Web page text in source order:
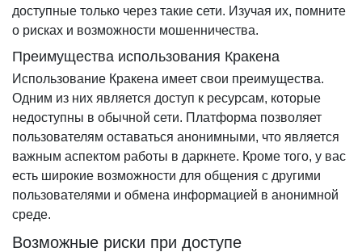
доступные только через такие сети. Изучая их, помните
о рисках и возможности мошенничества.
Преимущества использования Кракена
Использование Кракена имеет свои преимущества.
Одним из них является доступ к ресурсам, которые
недоступны в обычной сети. Платформа позволяет
пользователям оставаться анонимными, что является
важным аспектом работы в даркнете. Кроме того, у вас
есть широкие возможности для общения с другими
пользователями и обмена информацией в анонимной
среде.
Возможные риски при доступе